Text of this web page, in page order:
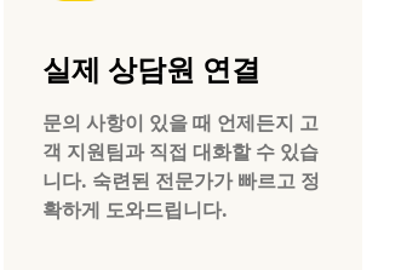
실제 상담원 연결
문의 사항이 있을 때 언제든지 고
객 지원팀과 직접 대화할 수 있습
니다. 숙련된 전문가가 빠르고 정
확하게 도와드립니다.